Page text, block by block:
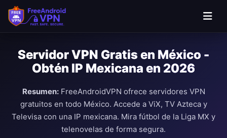
Saltar al contenido principal
Servidor VPN Gratis en México -
Obtén IP Mexicana en 2026
Resumen:FreeAndroidVPN ofrece servidores VPN
gratuitos en todo México. Accede a ViX, TV Azteca y
Televisa con una IP mexicana. Mira fútbol de la Liga MX y
telenovelas de forma segura.